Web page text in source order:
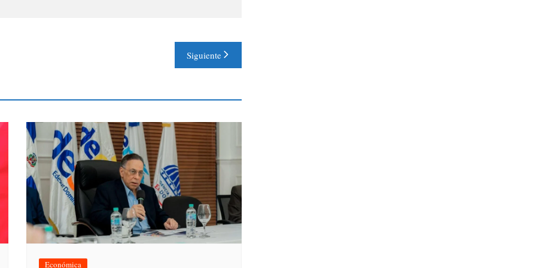
Siguiente
Económica